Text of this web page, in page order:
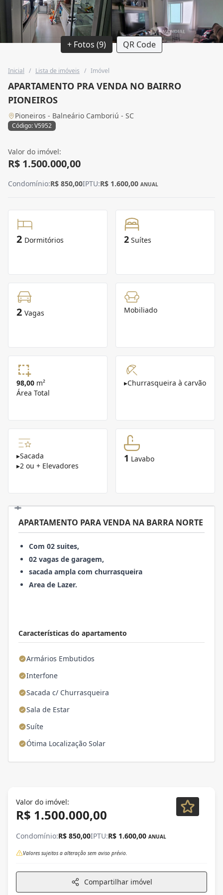
+ Fotos (9) QR Code
Inicial / Lista de imóveis / Imóvel
APARTAMENTO PRA VENDA NO BAIRRO
PIONEIROS
Pioneiros - Balneário Camboriú - SC
Código: V5952
Valor do imóvel:
R$ 1.500.000,00
Condomínio:R$ 850,00IPTU:R$ 1.600,00 ANUAL
2 Dormitórios 2 Suítes
2 Vagas Mobiliado
98,00 m²
Área Total
▸Churrasqueira à carvão
▸Sacada
▸2 ou + Elevadores
1 Lavabo
Características do apartamento
Armários Embutidos
Interfone
Sacada c/ Churrasqueira
Sala de Estar
Suíte
Ótima Localização Solar
APARTAMENTO PARA VENDA NA BARRA NORTE
Com 02 suites,
02 vagas de garagem,
sacada ampla com churrasqueira
Area de Lazer.
Valor do imóvel:
R$ 1.500.000,00
Condomínio:R$ 850,00IPTU:R$ 1.600,00 ANUAL
Valores sujeitos a alteração sem aviso prévio.
Compartilhar imóvel